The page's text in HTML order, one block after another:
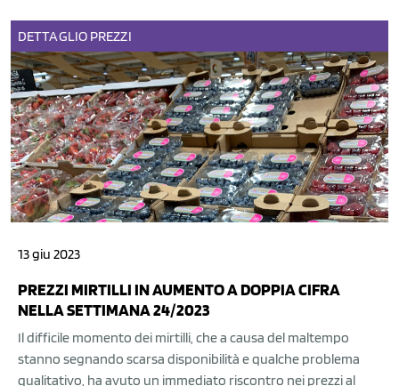
DETTAGLIO PREZZI
13 giu 2023
PREZZI MIRTILLI IN AUMENTO A DOPPIA CIFRA
NELLA SETTIMANA 24/2023
Il difficile momento dei mirtilli, che a causa del maltempo
stanno segnando scarsa disponibilità e qualche problema
qualitativo, ha avuto un immediato riscontro nei prezzi al